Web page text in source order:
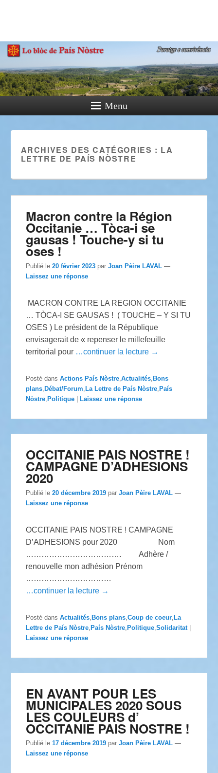
Paratge e Convivència
Menu
ARCHIVES DES CATÉGORIES : LA
LETTRE DE PAÍS NÒSTRE
Macron contre la Région
Occitanie … Tòca-i se
gausas ! Touche-y si tu
oses !
Publié le20 février 2023 parJoan Pèire LAVAL —
Laissez une réponse
MACRON CONTRE LA REGION OCCITANIE
… TÒCA-I SE GAUSAS ! ( TOUCHE – Y SI TU
OSES ) Le président de la République
envisagerait de « repenser le millefeuille
territorial pour …continuer la lecture →
Posté dans Actions País Nòstre ,Actualités Bons
plans Débat/Forum La Lettre de País Nòstre País
Nòstre Politique Laissez une réponse
OCCITANIE PAIS NOSTRE !
CAMPAGNE D’ADHESIONS
2020
Publié le20 décembre 2019 parJoan Pèire LAVAL —
Laissez une réponse
OCCITANIE PAIS NOSTRE ! CAMPAGNE
D’ADHESIONS pour 2020 Nom
………………………………. Adhère /
renouvelle mon adhésion Prénom
……………………………
…continuer la lecture →
Posté dans Actualités ,Bons plans ,Coup de coeur ,La
Lettre de País Nòstre ,País Nòstre ,Politique ,Solidaritat |
Laissez une réponse
EN AVANT POUR LES
MUNICIPALES 2020 SOUS
LES COULEURS d’
OCCITANIE PAIS NOSTRE !
Publié le17 décembre 2019 parJoan Pèire LAVAL —
Laissez une réponse